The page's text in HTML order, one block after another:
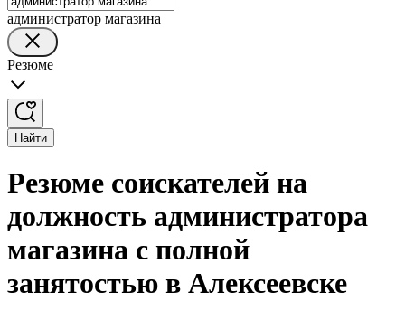
администратор магазина
Резюме
Найти
Резюме соискателей на
должность администратора
магазина с полной
занятостью в Алексеевске